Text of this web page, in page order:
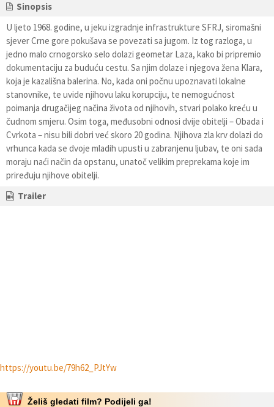
Sinopsis
U ljeto 1968. godine, u jeku izgradnje infrastrukture SFRJ, siromašni
sjever Crne gore pokušava se povezati sa jugom. Iz tog razloga, u
jedno malo crnogorsko selo dolazi geometar Laza, kako bi pripremio
dokumentaciju za buduću cestu. Sa njim dolaze i njegova žena Klara,
koja je kazališna balerina. No, kada oni počnu upoznavati lokalne
stanovnike, te uvide njihovu laku korupciju, te nemogućnost
poimanja drugačijeg načina života od njihovih, stvari polako kreću u
čudnom smjeru. Osim toga, međusobni odnosi dvije obitelji – Obada i
Cvrkota – nisu bili dobri već skoro 20 godina. Njihova zla krv dolazi do
vrhunca kada se dvoje mladih upusti u zabranjenu ljubav, te oni sada
moraju naći način da opstanu, unatoč velikim preprekama koje im
priređuju njihove obitelji.
Trailer
https://youtu.be/79h62_PJtYw
Želiš gledati film? Podijeli ga!